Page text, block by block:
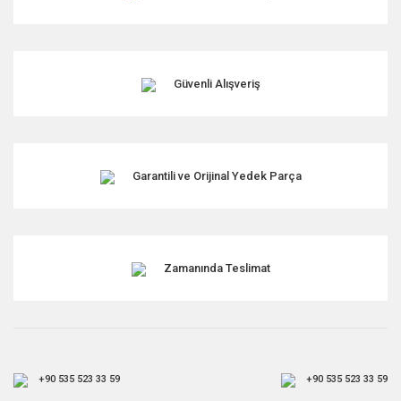
Güvenli Alışveriş
Garantili ve Orijinal Yedek Parça
Zamanında Teslimat
+90 535 523 33 59 +90 535 523 33 59